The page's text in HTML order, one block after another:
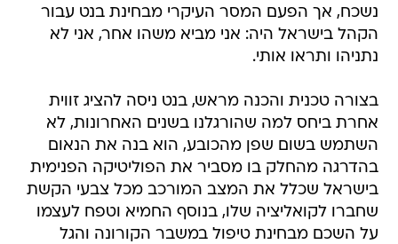
נשכח, אך הפעם המסר העיקרי מבחינת בנט עבור
הקהל בישראל היה: אני מביא משהו אחר, אני לא
נתניהו ותראו אותי.
בצורה טכנית והכנה מראש, בנט ניסה להציג זווית
אחרת ביחס למה שהורגלנו בשנים האחרונות, לא
השתמש בשום שפן מהכובע, הוא בנה את הנאום
בהדרגה מהחלק בו מסביר את הפוליטיקה הפנימית
בישראל שכלל את המצב המורכב מכל צבעי הקשת
שחברו לקואליציה שלו, בנוסף החמיא וטפח לעצמו
על השכם מבחינת טיפול במשבר הקורונה והגל